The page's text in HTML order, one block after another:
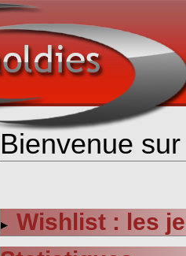
Bienvenue
Wishlist : les